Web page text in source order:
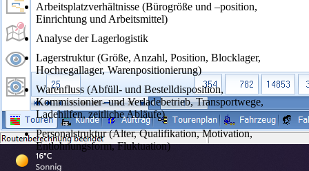
Arbeitsplatzverhältnisse (Bürogröße und –position,
Einrichtung und Arbeitsmittel)
Analyse der Lagerlogistik
Lagerstruktur (Größe, Anzahl, Position, Blocklager,
Hochregallager, Warenpositionierung)
Warenfluss (Abfüll- und Bestelldisposition,
Kommissionier- und Verladebetrieb, Transportwege,
Ladehilfen, zeitliche Abläufe)
Personalstruktur (Alter, Qualifikation, Motivation,
Entlohnungsform, Fluktuation)